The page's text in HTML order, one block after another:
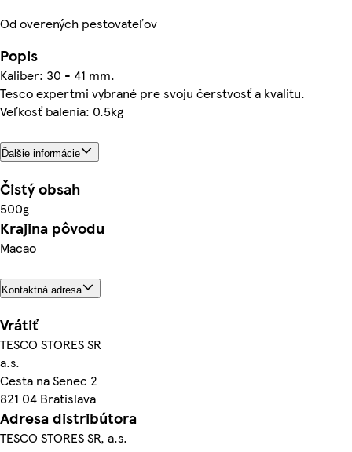
Od overených pestovateľov
Popis
Kaliber: 30 - 41 mm.
Tesco expertmi vybrané pre svoju čerstvosť a kvalitu.
Veľkosť balenia: 0.5kg
Ďalšie informácie
Čistý obsah
500g
Krajina pôvodu
Macao
Kontaktná adresa
Vrátiť
TESCO STORES SR
a.s.
Cesta na Senec 2
821 04 Bratislava
Adresa distribútora
TESCO STORES SR, a.s.